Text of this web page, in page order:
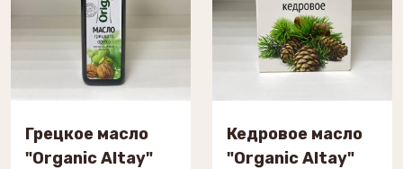
Грецкое масло
"Organic Altay"
Кедровое масло
"Organic Altay"